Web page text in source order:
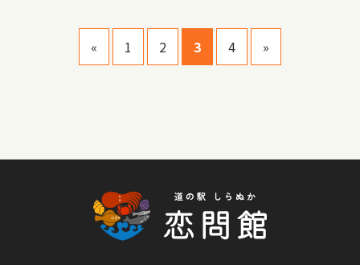
« 1 2 3 4 »